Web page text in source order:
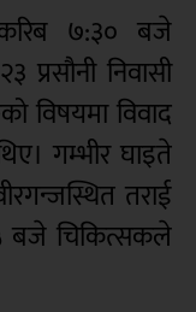
७:३० बजे
प्रसौनी निवासी
विषयमा विवाद
गम्भीर घाइते
तराई
बजे चिकित्सकले